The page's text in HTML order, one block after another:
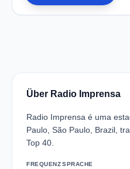
Über Radio Imprensa
Radio Imprensa é uma
Paulo, São Paulo, Brazil,
Top 40.
FREQUENZSPRACHE